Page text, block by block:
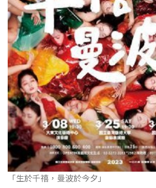
「生於千禧，曼波於今夕」